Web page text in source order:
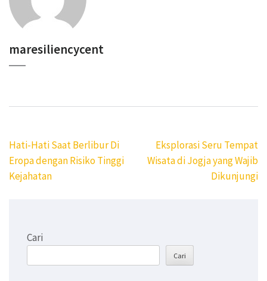
maresiliencycent
Navigasi
pos
Hati-Hati Saat Berlibur Di
Eropa dengan Risiko Tinggi
Kejahatan
Eksplorasi Seru Tempat
Wisata di Jogja yang Wajib
Dikunjungi
Cari
Cari